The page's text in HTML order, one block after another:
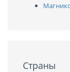
Страны